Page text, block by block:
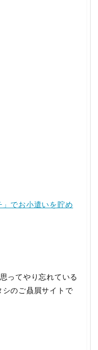
でお小遣いを貯め
ってやり忘れている
のご贔屓サイトで